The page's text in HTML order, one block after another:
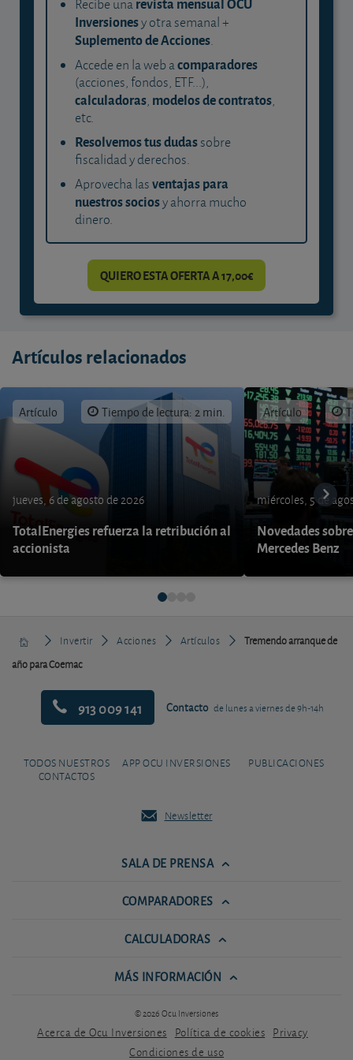
Recibe una
Inversionesy otra semanal +
Suplemento de Acciones.
Accede en la web acomparadores
(acciones, fondos, ETF...),
calculadoras, modelos de contratos,
etc.
Resolvemos tus dudassobre
fiscalidad y derechos.
Aprovecha lasventajas para
nuestros sociosy ahorra mucho
dinero.
QUIERO ESTA OFERTA A 17,00€
Artículos relacionados
Artículo Tiempo de lectura: 2 min.
jueves, 6 de agosto de 2026
TotalEnergies refuerza la retribución al
accionista
Artículo
miércoles, 5 de
Novedades
Mercedes Benz
Invertir Acciones Artículos
Tremendo arranque de
año para Coemac
913 009 141 Contacto de lunes a viernes de 9h-14h
TODOS NUESTROS
CONTACTOS
APP OCU INVERSIONES PUBLICACIONES
Newsletter
SALA DE PRENSA
COMPARADORES
CALCULADORAS
MÁS INFORMACIÓN
© 2026 Ocu Inversiones
Acerca de Ocu Inversiones Política de cookies Privacy
Condiciones de uso